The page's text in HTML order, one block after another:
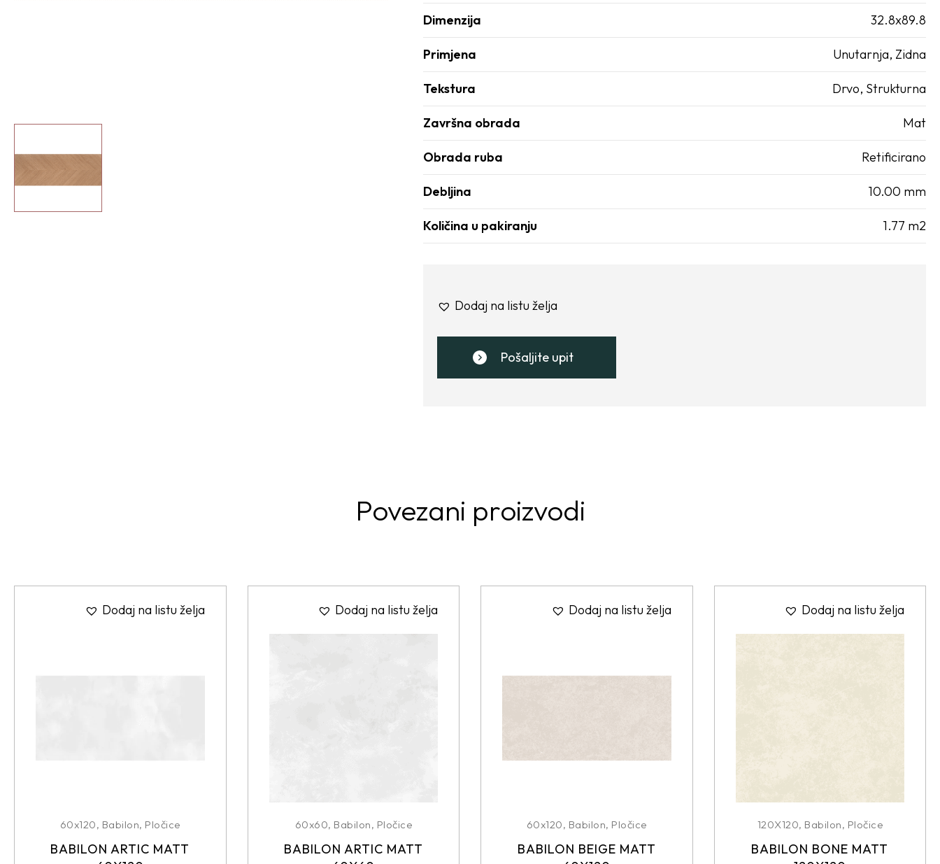
Dimenzija 32.8x89.8
Primjena Unutarnja, Zidna
Tekstura Drvo, Strukturna
Završna obrada Mat
Obrada ruba Retificirano
Debljina 10.00 mm
Količina u pakiranju 1.77 m2
Dodaj na listu želja
Pošaljite upit
Povezani proizvodi
Dodaj na listu želja
60x120, Babilon, Pločice
BABILON ARTIC MATT
Dodaj na listu želja
60x60, Babilon, Pločice
BABILON ARTIC MATT
Dodaj na listu želja
60x120, Babilon, Pločice
BABILON BEIGE MATT
Dodaj na listu želja
120X120, Babilon, Pločice
BABILON BONE MATT